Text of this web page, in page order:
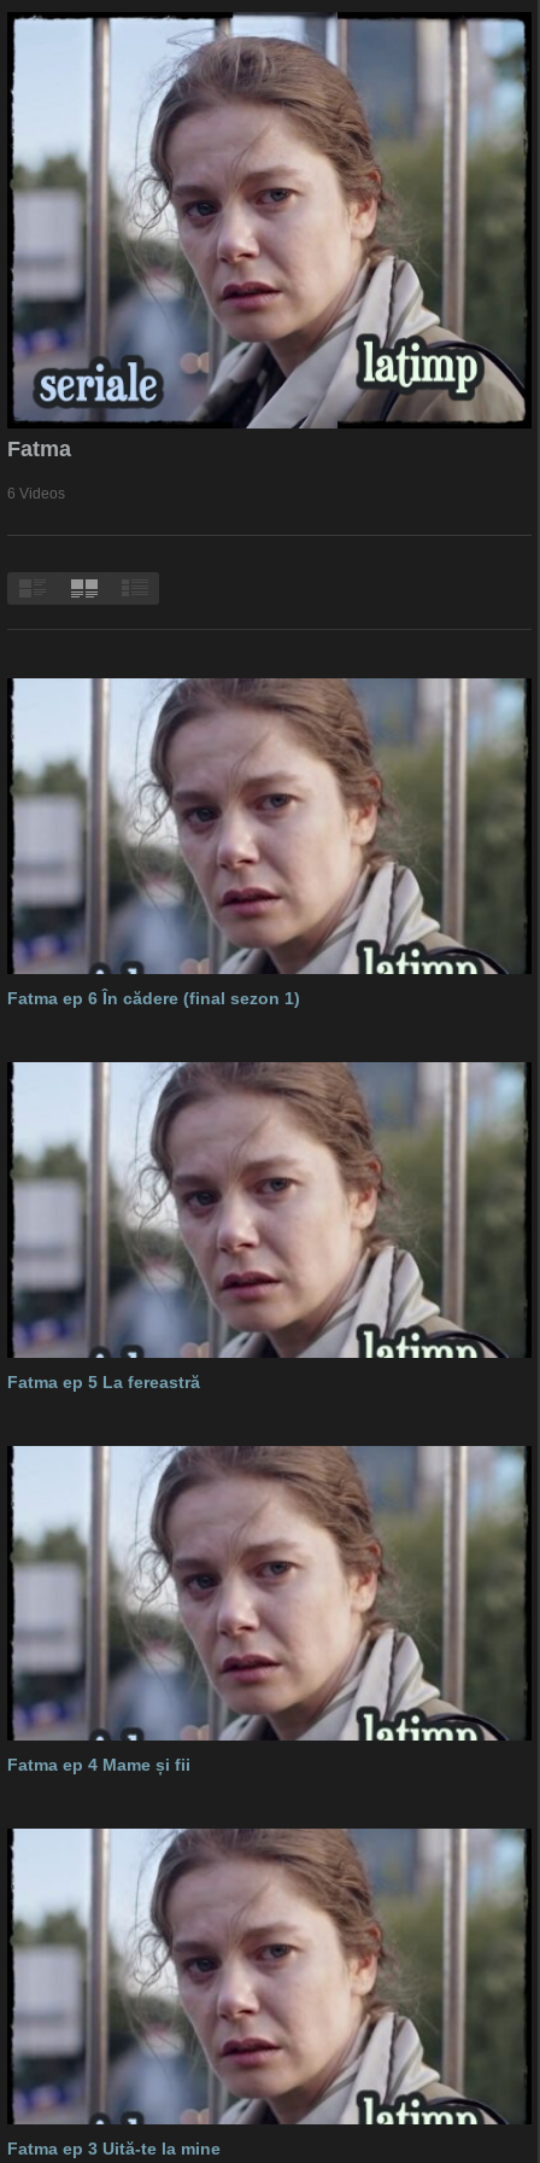
Fatma
6 Videos
Fatma ep 6 În cădere (final sezon 1)
Fatma ep 5 La fereastră
Fatma ep 4 Mame și fii
Fatma ep 3 Uită-te la mine